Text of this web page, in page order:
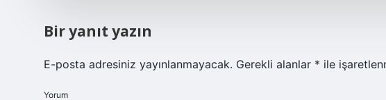
Bir yanıt yazın
E-posta adresiniz yayınlanmayacak. Gerekli alanlar * ile
Yorum